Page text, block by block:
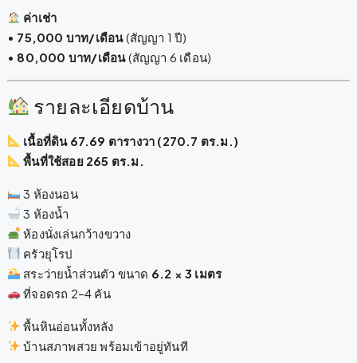
ค่าเช่า
• 75,000 บาท/เดือน(สัญญา 1 ปี)
• 80,000 บาท/เดือน(สัญญา 6 เดือน)
รายละเอียดบ้าน
เนื้อที่ดิน 67.69 ตารางวา (270.7 ตร.ม.)
พื้นที่ใช้สอย 265 ตร.ม.
3 ห้องนอน
3 ห้องน้ำ
ห้องนั่งเล่นกว้างขวาง
ครัวยุโรป
สระว่ายน้ำส่วนตัว ขนาด 6.2 × 3 เมตร
ที่จอดรถ 2–4 คัน
พื้นหินอ่อนทั้งหลัง
บ้านสภาพสวย พร้อมเข้าอยู่ทันที